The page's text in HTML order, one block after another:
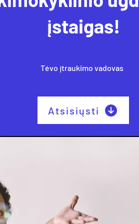
įstaigas!
Tėvo įtraukimo vadovas
Atsisiųsti